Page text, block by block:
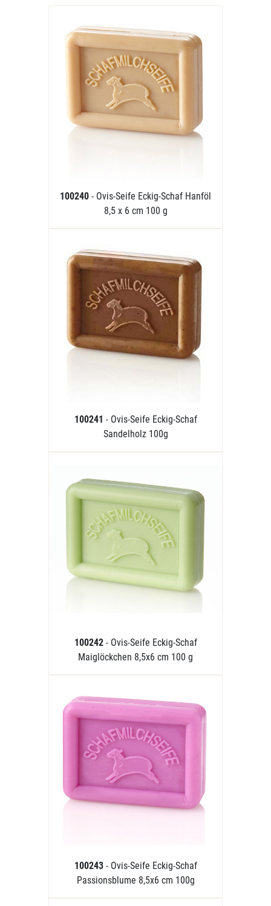
100240 - Ovis-Seife Eckig-Schaf Hanföl
8,5 x 6 cm 100 g
100241 - Ovis-Seife Eckig-Schaf
Sandelholz 100g
100242 - Ovis-Seife Eckig-Schaf
Maiglöckchen 8,5x6 cm 100 g
100243 - Ovis-Seife Eckig-Schaf
Passionsblume 8,5x6 cm 100g